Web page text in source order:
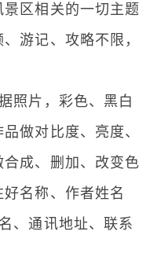
区相关的一切主题
游记、攻略不限，
照片，彩色、黑白
做对比度、亮度、
成、删加、改变色
名称、作者姓名
、通讯地址、联系